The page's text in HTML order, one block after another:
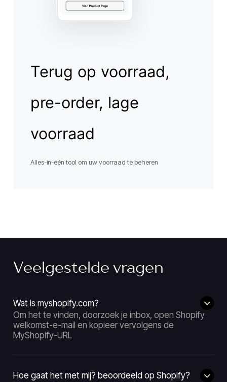
Terug op voorraad,
pre-order, lage
voorraad
Alles-in-één tool om uw voorraad te beheren
Veelgestelde vragen
Wat is myshopify.com?
Om het te vinden, doorzoek je inbox, open Shopify
welkomst-e-mail en kopieer vervolgens de
MyShopify-URL
Hoe gaat het met mij? beoordeeld op Shopify?